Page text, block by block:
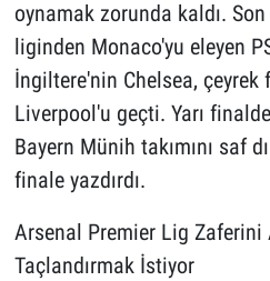
oynamak zorunda kaldı.
liginden Monaco'yu eleyen
İngiltere'nin Chelsea, çeyrek
Liverpool'u geçti. Yarı
Bayern Münih takımını saf
finale yazdırdı.
Arsenal Premier Lig Zaferini
Taçlandırmak İstiyor